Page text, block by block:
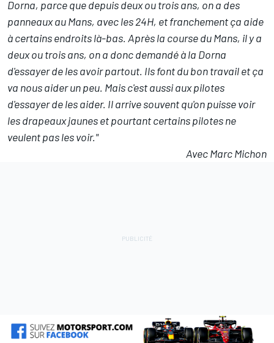
Dorna, parce que depuis deux ou trois ans, on a des
panneaux au Mans, avec les 24H, et franchement ça aide
à certains endroits là-bas. Après la course du Mans, il y a
deux ou trois ans, on a donc demandé à la Dorna
d'essayer de les avoir partout. Ils font du bon travail et ça
va nous aider un peu. Mais c'est aussi aux pilotes
d'essayer de les aider. Il arrive souvent qu'on puisse voir
les drapeaux jaunes et pourtant certains pilotes ne
veulent pas les voir."
Avec Marc Michon